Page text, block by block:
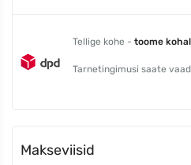
Tellige kohe - toome
Tarnetingimusi saate
Makseviisid